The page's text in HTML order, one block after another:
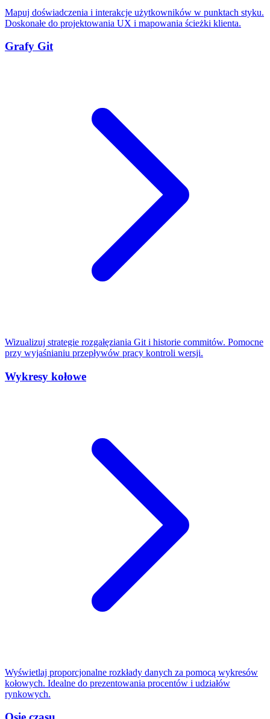
Mapuj doświadczenia i interakcje użytkowników w punktach styku.
Doskonałe do projektowania UX i mapowania ścieżki klienta.
Grafy Git
Wizualizuj strategie rozgałęziania Git i historie commitów. Pomocne
przy wyjaśnianiu przepływów pracy kontroli wersji.
Wykresy kołowe
Wyświetlaj proporcjonalne rozkłady danych za pomocą wykresów
kołowych. Idealne do prezentowania procentów i udziałów
rynkowych.